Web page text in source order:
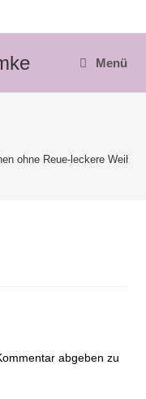
Menü
ohne Reue-leckere
abgeben zu